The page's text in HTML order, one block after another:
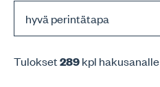
Tulokset289kpl hakusanalle